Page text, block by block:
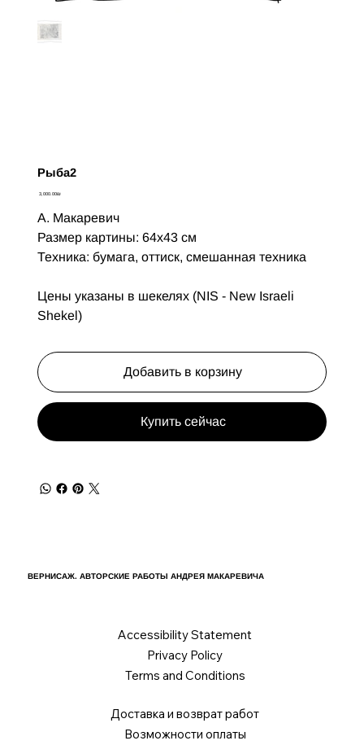
Рыба2
Цена‏3,000.00 ‏₪
А. Макаревич
Размер картины: 64х43 см
Техника: бумага, оттиск, смешанная техника
Цены указаны в шекелях (NIS - New Israeli
Shekel)
Добавить в корзину
Купить сейчас
ВЕРНИСАЖ. АВТОРСКИЕ РАБОТЫ АНДРЕЯ МАКАРЕВИЧА
Accessibility Statement
Privacy Policy
Terms and Conditions
Доставка и возврат работ
Возможности оплаты